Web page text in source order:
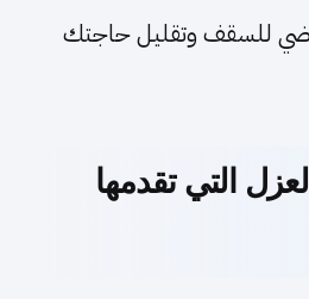
للسقف وتقليل حاجتك
التي تقدمها